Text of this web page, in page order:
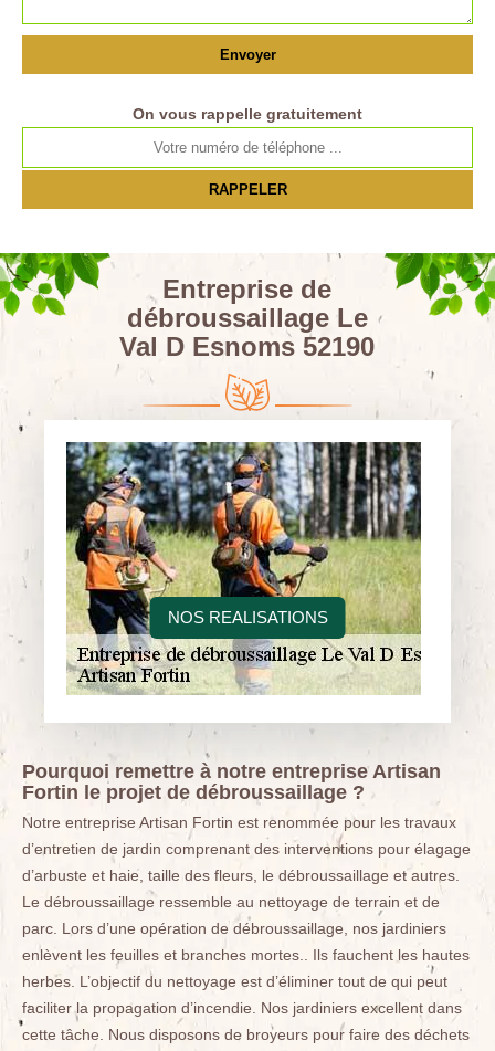
NOS REALISATIONS
On vous rappelle gratuitement
Entreprise de
débroussaillage Le
Val D Esnoms 52190
Pourquoi remettre à notre entreprise Artisan
Fortin le projet de débroussaillage ?
Notre entreprise Artisan Fortin est renommée pour les travaux
d’entretien de jardin comprenant des interventions pour élagage
d’arbuste et haie, taille des fleurs, le débroussaillage et autres.
Le débroussaillage ressemble au nettoyage de terrain et de
parc. Lors d’une opération de débroussaillage, nos jardiniers
enlèvent les feuilles et branches mortes.. Ils fauchent les hautes
herbes. L’objectif du nettoyage est d’éliminer tout de qui peut
faciliter la propagation d’incendie. Nos jardiniers excellent dans
cette tâche. Nous disposons de broyeurs pour faire des déchets